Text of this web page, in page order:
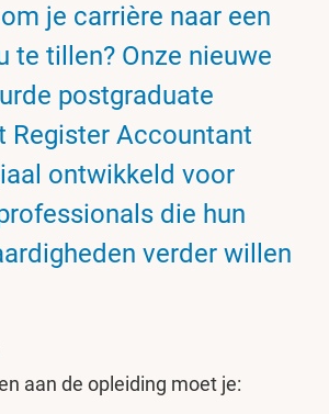
je carrière naar een
te tillen? Onze nieuwe
postgraduate
Register Accountant
ontwikkeld voor
die hun
verder willen
aan de opleiding moet je: